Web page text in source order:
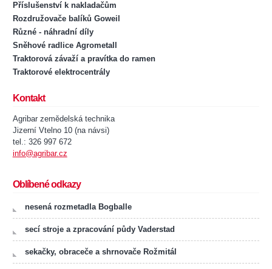
Příslušenství k nakladačům
Rozdružovače balíků Goweil
Různé - náhradní díly
Sněhové radlice Agrometall
Traktorová závaží a pravítka do ramen
Traktorové elektrocentrály
Kontakt
Agribar zemědelská technika
Jizerní Vtelno 10 (na návsi)
tel.: 326 997 672
info@agribar.cz
Oblíbené odkazy
nesená rozmetadla Bogballe
secí stroje a zpracování půdy Vaderstad
sekačky, obraceče a shrnovače Rožmitál